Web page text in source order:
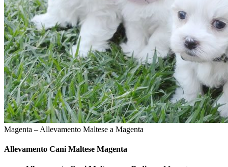
Magenta – Allevamento Maltese a Magenta
Allevamento Cani Maltese Magenta